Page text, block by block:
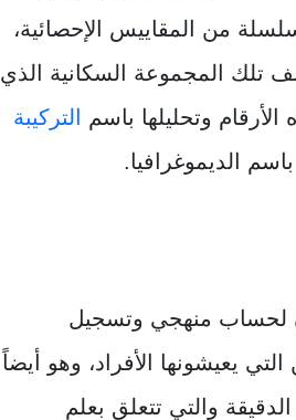
من المقاييس الإحصائية،
تلك المجموعة السكانية الذي
وتحليلها باسم
التركيبة
الديموغرافيا.
لحساب منهجي وتسجيل
يعيشونها الأفراد، وهو أيضاً
والتي تتعلق بعلم